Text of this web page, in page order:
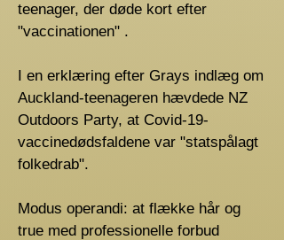
teenager, der døde kort efter
"vaccinationen" .
I en erklæring efter Grays indlæg om
Auckland-teenageren hævdede NZ
Outdoors Party, at Covid-19-
vaccinedødsfaldene var "statspålagt
folkedrab".
Modus operandi: at flække hår og
true med professionelle forbud